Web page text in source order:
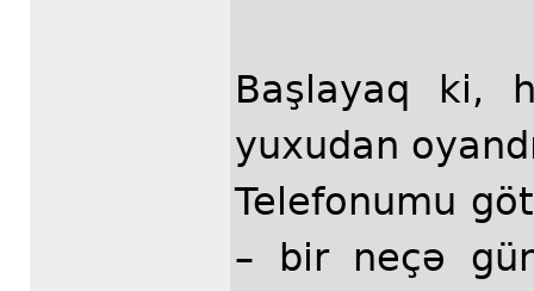
Başlayaq ki,
yuxudan
Telefonumu
– bir neçə